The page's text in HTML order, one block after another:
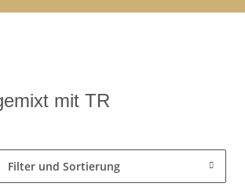
mit TR
Filter und Sortierung